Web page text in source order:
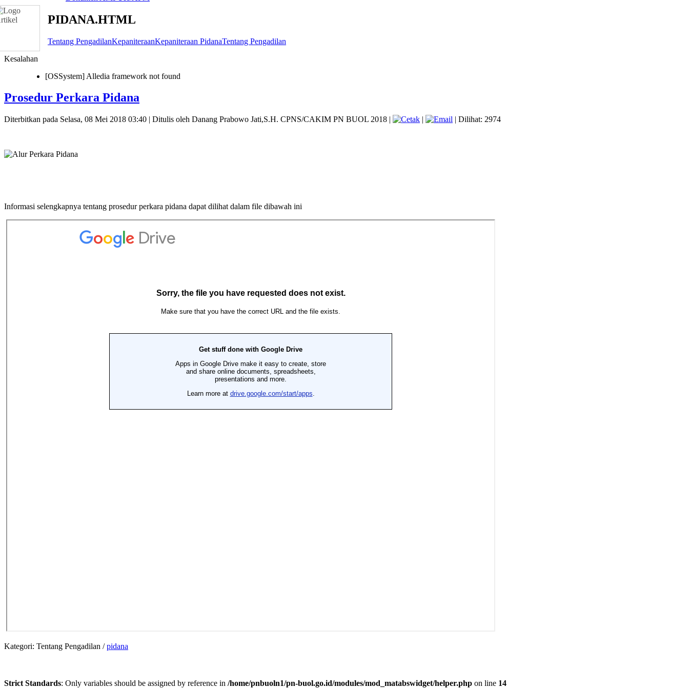
PIDANA.HTML
Tentang PengadilanKepaniteraanKepaniteraan PidanaTentang Pengadilan
Kesalahan
[OSSystem] Alledia framework not found
Prosedur Perkara Pidana
Diterbitkan pada Selasa, 08 Mei 2018 03:40 | Ditulis oleh Danang Prabowo Jati,S.H. CPNS/CAKIM PN BUOL 2018 | | | Dilihat: 2974
Informasi selengkapnya tentang prosedur perkara pidana dapat dilihat dalam file dibawah ini
Kategori: Tentang Pengadilan /pidana
Strict Standards: Only variables should be assigned by reference in /home/pnbuoln1/pn-buol.go.id/modules/mod_matabswidget/helper.php on line 14